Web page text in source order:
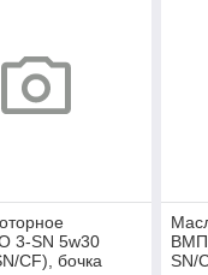
3-SN 5w30
CF), бочка
SN/